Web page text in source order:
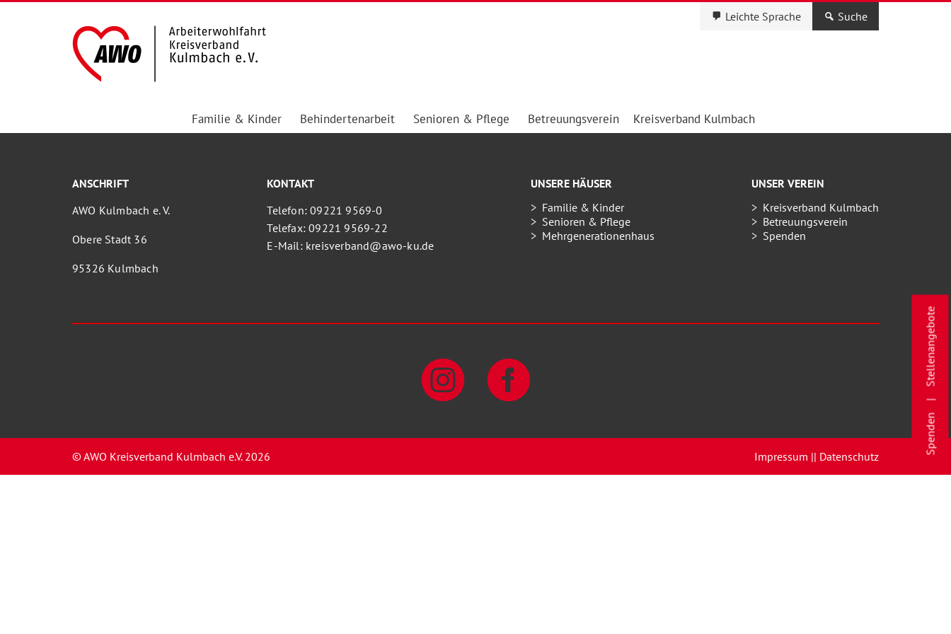
Leichte Sprache Suche
Familie & Kinder Behindertenarbeit Senioren & Pflege Betreuungsverein Kreisverband Kulmbach
ANSCHRIFT
AWO Kulmbach e. V.
Obere Stadt 36
95326 Kulmbach
KONTAKT
Telefon: 09221 9569-0
Telefax: 09221 9569-22
E-Mail: kreisverband@awo-ku.de
UNSERE HÄUSER
Familie & Kinder
Senioren & Pflege
Mehrgenerationenhaus
UNSER VEREIN
Kreisverband Kulmbach
Betreuungsverein
Spenden
© AWO Kreisverband Kulmbach e.V. 2026 Impressum || Datenschutz
Spenden
Stellenangebote